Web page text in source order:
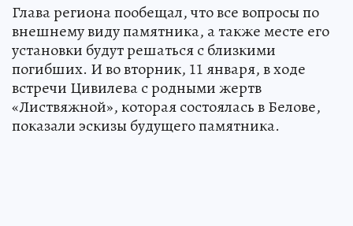
Глава региона пообещал, что все вопросы по
внешнему виду памятника, а также месте его
установки будут решаться с близкими
погибших. И во вторник, 11 января, в ходе
встречи Цивилева с родными жертв
«Листвяжной», которая состоялась в Белове,
показали эскизы будущего памятника.